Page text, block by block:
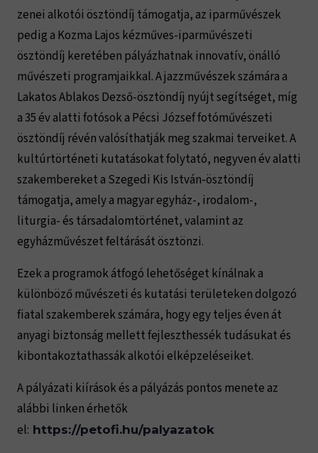
zenei alkotói ösztöndíj támogatja, az iparművészek
pedig a Kozma Lajos kézműves-iparművészeti
ösztöndíj keretében pályázhatnak innovatív, önálló
művészeti programjaikkal. A jazzművészek számára a
Lakatos Ablakos Dezső-ösztöndíj nyújt segítséget, míg
a 35 év alatti fotósok a Pécsi József fotóművészeti
ösztöndíj révén valósíthatják meg szakmai terveiket. A
kultúrtörténeti kutatásokat folytató, negyven év alatti
szakembereket a Szegedi Kis István-ösztöndíj
támogatja, amely a magyar egyház-, irodalom-,
liturgia- és társadalomtörténet, valamint az
egyházművészet feltárását ösztönzi.
Ezek a programok átfogó lehetőséget kínálnak a
különböző művészeti és kutatási területeken dolgozó
fiatal szakemberek számára, hogy egy teljes éven át
anyagi biztonság mellett fejleszthessék tudásukat és
kibontakoztathassák alkotói elképzeléseiket.
A pályázati kiírások és a pályázás pontos menete az
alábbi linken érhetők
el: https://petofi.hu/palyazatok